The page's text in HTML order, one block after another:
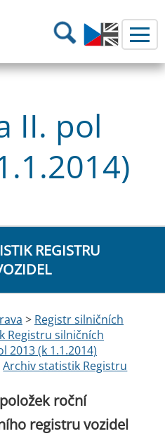
dopravy Hledání
II. pol
REGISTRU
> Registr silničních
Registru silničních
2013 (k 1.1.2014)
Archiv statistik Registru
roční
registru vozidel